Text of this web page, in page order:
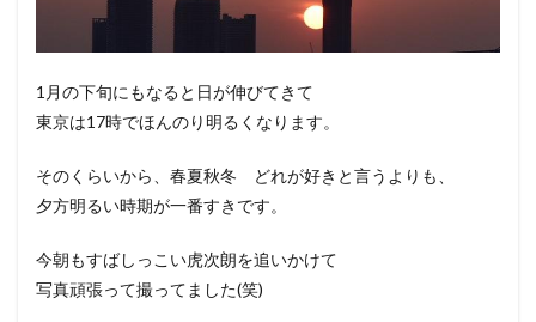
1月の下旬にもなると日が伸びてきて
東京は17時でほんのり明るくなります。
そのくらいから、春夏秋冬 どれが好きと言うよりも、
夕方明るい時期が一番すきです。
今朝もすばしっこい虎次朗を追いかけて
写真頑張って撮ってました(笑)